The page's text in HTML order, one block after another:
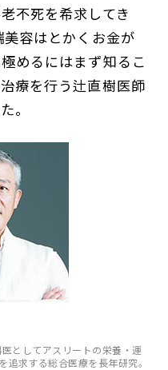
不死を希求してき
容はとかくお金が
めるにはまず知るこ
療を行う辻直樹医師
。
としてアスリートの栄養・運
求する総合医療を長年研究。